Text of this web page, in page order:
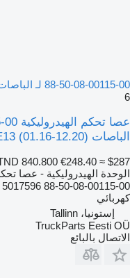
88-50-08-00115-00 لـ الباصات LE13 (01.16-12.20)
6
الباصات LE13 (01.16-12.20)
840.800 €248.40 ≈ $287
الوحدة الهيدروليكية - عصا
88-50-08-00115-00 5017596 8850080011500
كهربائي
إستونيا، Tallinn
TruckParts Eesti OÜ
الاتصال بالبائع